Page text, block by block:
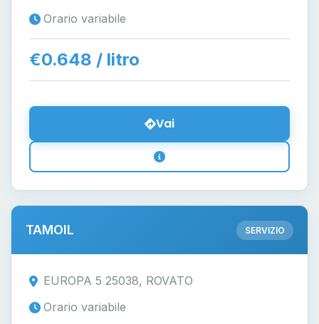
Orario variabile
€0.648 / litro
Vai
TAMOIL SERVIZIO
EUROPA 5 25038, ROVATO
Orario variabile